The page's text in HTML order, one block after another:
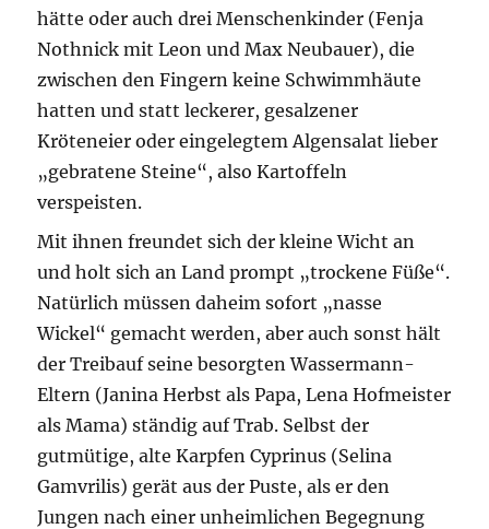
hätte oder auch drei Menschenkinder (Fenja
Nothnick mit Leon und Max Neubauer), die
zwischen den Fingern keine Schwimmhäute
hatten und statt leckerer, gesalzener
Kröteneier oder eingelegtem Algensalat lieber
„gebratene Steine“, also Kartoffeln
verspeisten.
Mit ihnen freundet sich der kleine Wicht an
und holt sich an Land prompt „trockene Füße“.
Natürlich müssen daheim sofort „nasse
Wickel“ gemacht werden, aber auch sonst hält
der Treibauf seine besorgten Wassermann-
Eltern (Janina Herbst als Papa, Lena Hofmeister
als Mama) ständig auf Trab. Selbst der
gutmütige, alte Karpfen Cyprinus (Selina
Gamvrilis) gerät aus der Puste, als er den
Jungen nach einer unheimlichen Begegnung